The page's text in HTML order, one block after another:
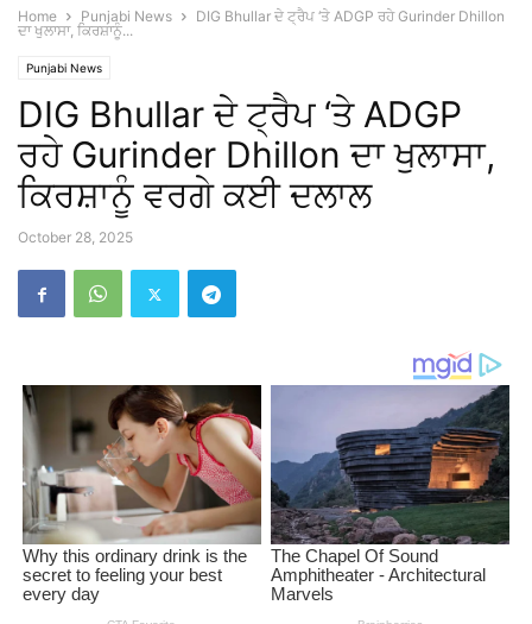
Home Punjabi News
DIG Bhullar ਦੇ ਟ੍ਰੈਪ ‘ਤੇ ADGP ਰਹੇ Gurinder Dhillon
ਦਾ ਖੁਲਾਸਾ, ਕਿਰਸ਼ਾਨੂੰ...
Punjabi News
DIG Bhullar ਦੇ ਟ੍ਰੈਪ ‘ਤੇ ADGP
ਰਹੇ Gurinder Dhillon ਦਾ ਖੁਲਾਸਾ,
ਕਿਰਸ਼ਾਨੂੰ ਵਰਗੇ ਕਈ ਦਲਾਲ
October 28, 2025